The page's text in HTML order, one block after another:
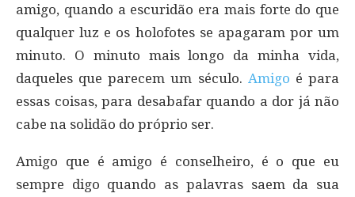
amigo, quando a escuridão era mais forte do que
qualquer luz e os holofotes se apagaram por um
minuto. O minuto mais longo da minha vida,
daqueles que parecem um século. Amigo é para
essas coisas, para desabafar quando a dor já não
cabe na solidão do próprio ser.
Amigo que é amigo é conselheiro, é o que eu
sempre digo quando as palavras saem da sua